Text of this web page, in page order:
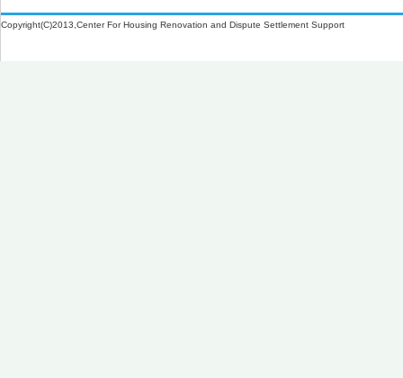
W-1-509 下ぶき材、雨押え包み板の
再施工
W-3-103 床断熱材のたれ下がり防止
下地)
1）
Copyright(C)2013,Center For Housing Renovation and Dispute Settlement Support